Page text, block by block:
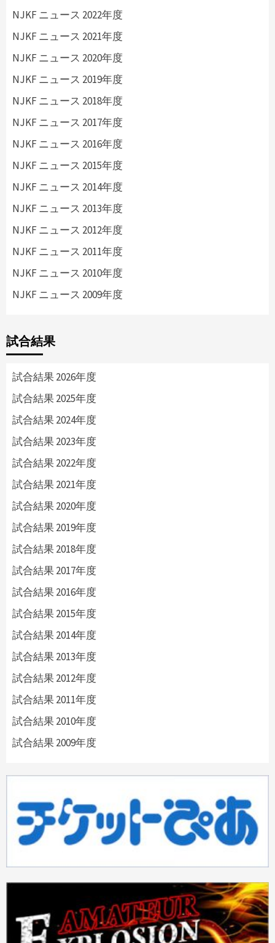
NJKF ニュース 2022年度
NJKF ニュース 2021年度
NJKF ニュース 2020年度
NJKF ニュース 2019年度
NJKF ニュース 2018年度
NJKF ニュース 2017年度
NJKF ニュース 2016年度
NJKF ニュース 2015年度
NJKF ニュース 2014年度
NJKF ニュース 2013年度
NJKF ニュース 2012年度
NJKF ニュース 2011年度
NJKF ニュース 2010年度
NJKF ニュース 2009年度
試合結果
試合結果 2026年度
試合結果 2025年度
試合結果 2024年度
試合結果 2023年度
試合結果 2022年度
試合結果 2021年度
試合結果 2020年度
試合結果 2019年度
試合結果 2018年度
試合結果 2017年度
試合結果 2016年度
試合結果 2015年度
試合結果 2014年度
試合結果 2013年度
試合結果 2012年度
試合結果 2011年度
試合結果 2010年度
試合結果 2009年度